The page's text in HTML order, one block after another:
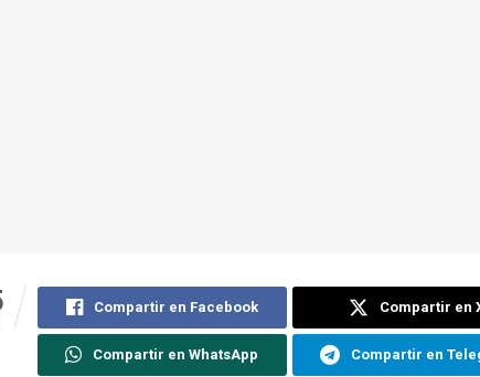
Compartir en Facebook Compartir en
Compartir en WhatsApp Compartir en